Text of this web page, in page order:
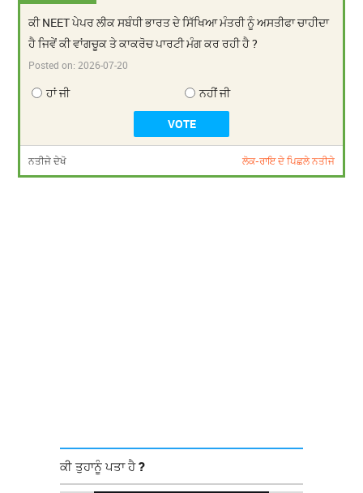
ਕੀ NEET ਪੇਪਰ ਲੀਕ ਸਬੰਧੀ ਭਾਰਤ ਦੇ ਸਿੱਖਿਆ ਮੰਤਰੀ ਨੂੰ ਅਸਤੀਫਾ ਚਾਹੀਦਾ
ਹੈ ਜਿਵੇਂ ਕੀ ਵਾਂਗਚੂਕ ਤੇ ਕਾਕਰੋਚ ਪਾਰਟੀ ਮੰਗ ਕਰ ਰਹੀ ਹੈ ?
Posted on:2026-07-20
ਹਾਂ ਜੀ ਨਹੀਂ ਜੀ
ਨਤੀਜੇ ਦੇਖੋ ਲੋਕ-ਰਾਇ ਦੇ ਪਿਛਲੇ ਨਤੀਜੇ
ਕੀ ਤੁਹਾਨੂੰ ਪਤਾ ਹੈ ?